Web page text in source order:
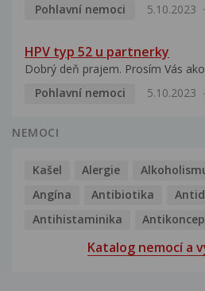
Pohlavní nemoci
5.10.2023
HPV typ 52 u partnerky
Dobrý deň prajem. Prosím Vás
Pohlavní nemoci
5.10.2023
NEMOCI
Kašel Alergie
Angína
Antibiotika
Antihistaminika
Katalog nemocí a